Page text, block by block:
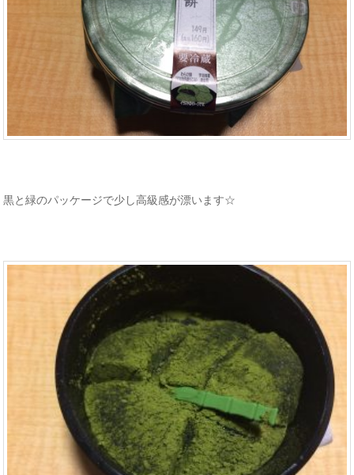
黒と緑のパッケージで少し高級感が漂います☆